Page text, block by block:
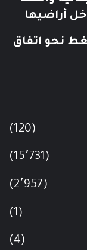
أراضيها
نحو اتفاق
(120)
(15٬731)
(2٬957)
(1)
(4)